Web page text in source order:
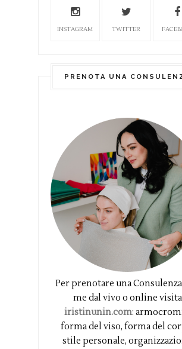
INSTAGRAM TWITTER
PRENOTA UNA
Per prenotare una
me dal vivo o online visita
iristinunin.com:
forma del viso, forma del
stile personale,